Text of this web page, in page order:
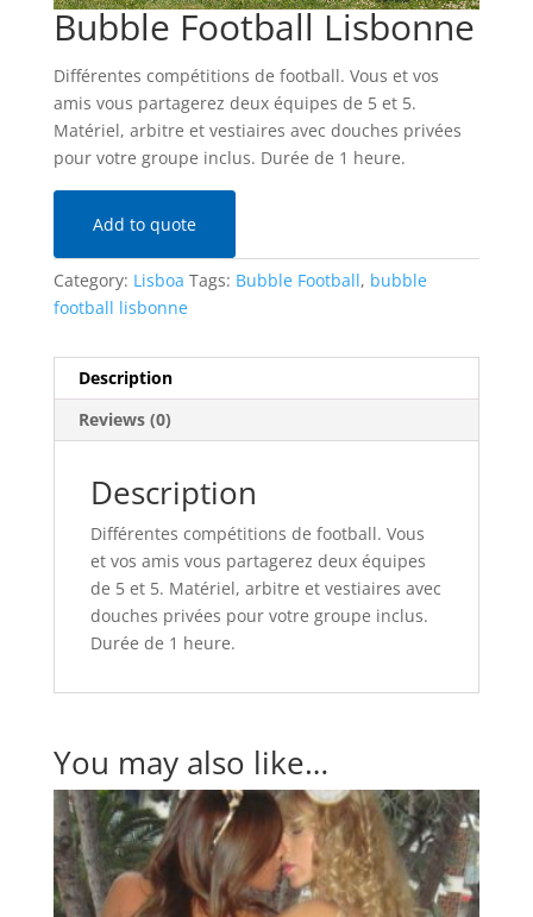
Bubble Football Lisbonne
Différentes compétitions de football. Vous et vos
amis vous partagerez deux équipes de 5 et 5.
Matériel, arbitre et vestiaires avec douches privées
pour votre groupe inclus. Durée de 1 heure.
Add to quote
Category: Lisboa Tags: Bubble Football, bubble
football lisbonne
Description
Reviews (0)
Description
Différentes compétitions de football. Vous
et vos amis vous partagerez deux équipes
de 5 et 5. Matériel, arbitre et vestiaires avec
douches privées pour votre groupe inclus.
Durée de 1 heure.
You may also like…